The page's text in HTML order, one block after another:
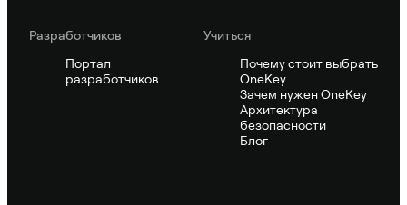
Pазработчиков
Портал
разработчиков
Учиться
Почему стоит выбрать
OneKey
Зачем нужен OneKey
Архитектура
безопасности
Блог